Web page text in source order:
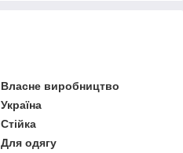
Власне виробництво
Україна
Стійка
Для одягу